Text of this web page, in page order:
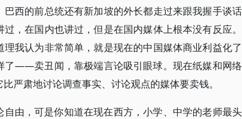
巴西的前总统还有新加坡的外长都走过来跟我握手谈
过，在国内也讲过，但是在国内媒体上根本没有反应
理我认为非常简单，就是现在的中国媒体商业利益化
了——卖丑闻，靠极端言论吸引眼球。现在纸媒和网
严肃地讨论调查事实、讨论观点的媒体要卖钱。
自由，可是你知道在现在西方，小学、中学的老师最